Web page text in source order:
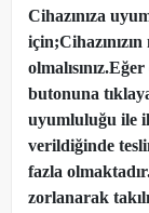
Cihazınıza
butonuna
uyumluluğu ile
verildiğinde
fazla
zorlanarak